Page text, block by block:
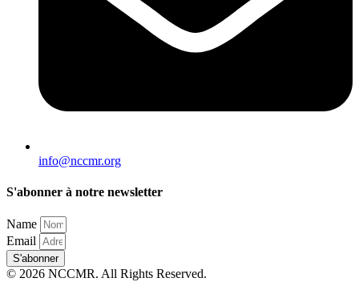
info@nccmr.org
S'abonner à notre newsletter
Name
Email
S'abonner
© 2026 NCCMR. All Rights Reserved.